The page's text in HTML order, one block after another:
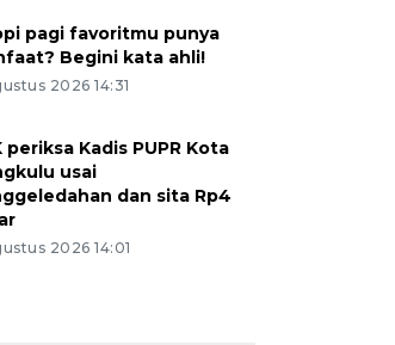
pagi favoritmu punya
Begini kata ahli!
2026 14:31
periksa Kadis PUPR Kota
usai
dan sita Rp4
2026 14:01